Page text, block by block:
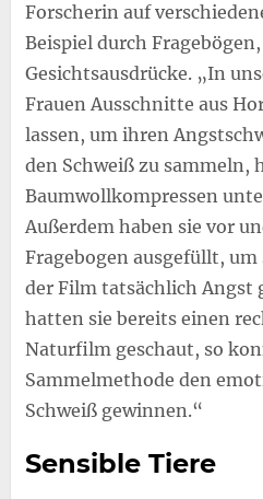
Forscherin auf
Beispiel durch
Gesichtsausdrücke. „In
Frauen Ausschnitte aus
lassen, um ihren
den Schweiß zu sammeln,
Baumwollkompressen
Außerdem haben sie vor
Fragebogen ausgefüllt,
der Film tatsächlich Angst
hatten sie bereits einen
Naturfilm geschaut, so
Sammelmethode den
Schweiß gewinnen.“
Sensible Tiere